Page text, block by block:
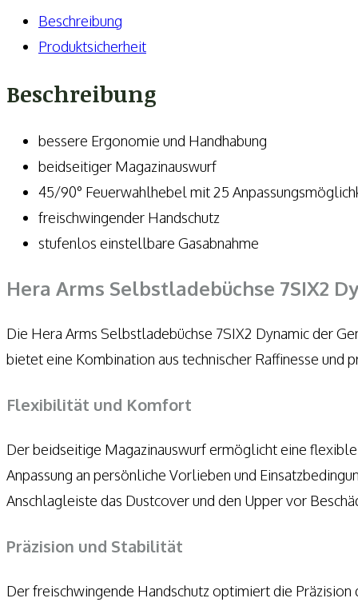
Dynamic
Menge
Beschreibung
Produktsicherheit
Beschreibung
bessere Ergonomie und Handhabung
beidseitiger Magazinauswurf
45/90° Feuerwahlhebel mit 25
freischwingender Handschutz
stufenlos einstellbare Gasabnahme
Hera Arms Selbstladebüchse 7SIX2
Die Hera Arms Selbstladebüchse 7SIX2 Dynamic der
bietet eine Kombination aus technischer Raffinesse und
Flexibilität und Komfort
Der beidseitige Magazinauswurf ermöglicht eine
Anpassung an persönliche Vorlieben und
Anschlagleiste das Dustcover und den Upper vor
Präzision und Stabilität
Der freischwingende Handschutz optimiert die